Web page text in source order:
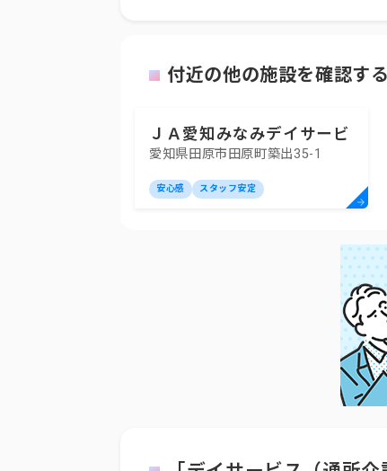
付近の他の施設を確認する
ＪＡ愛知みなみデイサービ
スセンター
愛知県田原市田原町築出35-1
安心感 スタッフ安定